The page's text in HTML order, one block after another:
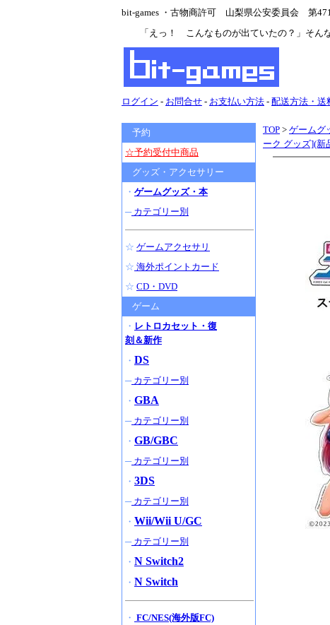
bit-games ・古物商許可 山梨県公安委員会 第
「えっ！ こんなものが出ていたの？」そんな
ログイン - お問合せ - お支払い方法 - 配送方法・送
TOP > ゲームグ
ーク グッズ](新
予約
☆予約受付中商品
グッズ・アクセサリー
・ ゲームグッズ・本
─カテゴリー別
☆ ゲームアクセサリ
☆ 海外ポイントカード
☆ CD・DVD
ゲーム
・ レトロカセット・復
刻＆新作
・ DS
─カテゴリー別
・ GBA
─カテゴリー別
・ GB/GBC
─カテゴリー別
・ 3DS
─カテゴリー別
・ Wii/Wii U/GC
─カテゴリー別
・ N Switch2
・ N Switch
・ FC/NES(海外版FC)